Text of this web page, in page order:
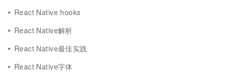
React Native hooks
React Native解析
React Native最佳实践
React Native字体